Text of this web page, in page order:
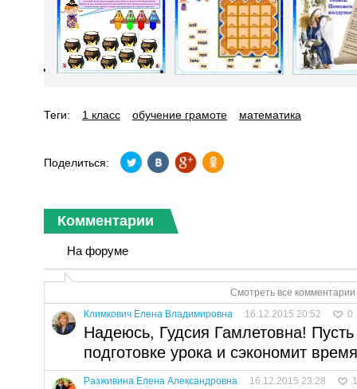
Теги: 1 класс обучение грамоте математика
Поделиться:
Комментарии
На форуме
Смотреть все
Климкович Елена Владимировна
16.12.2015 20:52 0
Надеюсь, Гудсия Гамлетовна!
подготовке урока и сэкономит
Разживина Елена Александровна 16.12.2015 23:28 1